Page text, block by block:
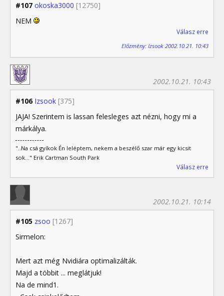
#107 okoska3000 [12750]
NEM
Válasz erre
Előzmény: Izsook 2002.10.21. 10:43
#106 Izsook [375]
2002.10.21. 10:43
JAJA! Szerintem is lassan felesleges azt nézni, hogy mi a
márkálya.
"..Na csá gyíkok Én leléptem, nekem a beszélő szar már egy kicsit
sok..." Erik Cartman South Park
Válasz erre
#105 zsoo [1267]
2002.10.21. 10:14
Sirmelon:
Mert azt még Nvidiára optimalizálták.
Majd a többit ... meglátjuk!
Na de mind1.